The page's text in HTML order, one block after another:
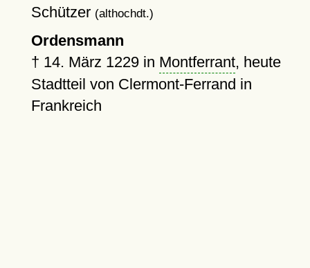
Schützer (althochdt.)
Ordensmann
† 14. März 1229in Montferrant, heute
Stadtteil von Clermont-Ferrand in
Frankreich